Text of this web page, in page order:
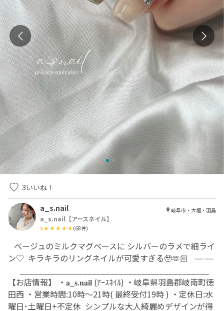
3いいね！
a_s.nail
a_s.nail【アースネイル】
5 (68件)
岐阜市・大垣・羽島
⁡ ⁡ ⁡ ベージュのミルクマグベースに シルバーのラメで細ライ
ン♡ ⁡ キラキラのリングネイルが可愛すぎる🥹🫶🏻 ⁡ ⁡ 𓇠𓇠 ⁡
【お店情報】 ・𝐚_𝐬.𝐧𝐚𝐢𝐥 (ｱｰｽﾈｲﾙ) ・岐阜県羽島郡岐南町徳
田西 ・営業時間:10時〜21時( 最終受付19時 ) ・定休日:水
曜日･土曜日+不定休 ⁡ シンプルな大人綺麗めデザインが得